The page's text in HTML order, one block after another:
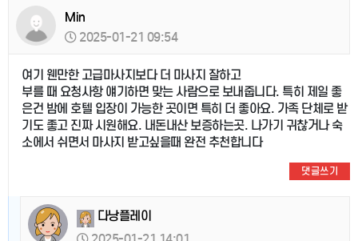
Min
2025-01-21 09:54
여기 웬만한 고급마사지보다 더 마사지 잘하고
부를 때 요청사항 얘기하면 맞는 사람으로 보내줍니다. 특히 제일 좋
은건 밤에 호텔 입장이 가능한 곳이면 특히 더 좋아요. 가족 단체로 받
기도 좋고 진짜 시원해요. 내돈내산 보증하는곳. 나가기 귀찮거나 숙
소에서 쉬면서 마사지 받고싶을때 완전 추천합니다
댓글쓰기
다낭플레이